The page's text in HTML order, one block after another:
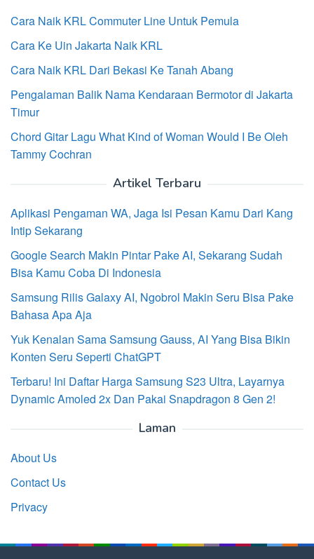
Cara Naik KRL Commuter Line Untuk Pemula
Cara Ke Uin Jakarta Naik KRL
Cara Naik KRL Dari Bekasi Ke Tanah Abang
Pengalaman Balik Nama Kendaraan Bermotor di Jakarta
Timur
Chord Gitar Lagu What Kind of Woman Would I Be Oleh
Tammy Cochran
Artikel Terbaru
Aplikasi Pengaman WA, Jaga Isi Pesan Kamu Dari Kang
Intip Sekarang
Google Search Makin Pintar Pake AI, Sekarang Sudah
Bisa Kamu Coba Di Indonesia
Samsung Rilis Galaxy AI, Ngobrol Makin Seru Bisa Pake
Bahasa Apa Aja
Yuk Kenalan Sama Samsung Gauss, AI Yang Bisa Bikin
Konten Seru Seperti ChatGPT
Terbaru! Ini Daftar Harga Samsung S23 Ultra, Layarnya
Dynamic Amoled 2x Dan Pakai Snapdragon 8 Gen 2!
Laman
About Us
Contact Us
Privacy